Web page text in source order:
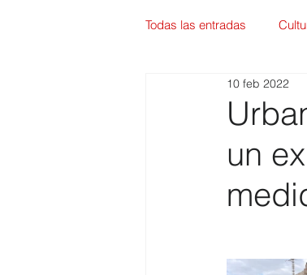
Todas las entradas
Empleo y Contratación
Urbanismoun
10 feb 2022